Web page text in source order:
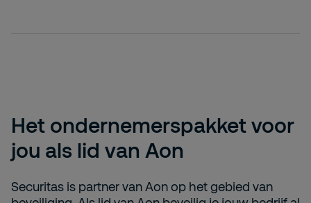
Het ondernemerspakket voor
jou als lid van Aon
Securitas is partner van Aon op het gebied van